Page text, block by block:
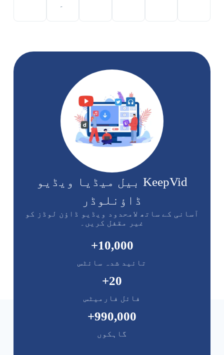
KeepVid بیل میڈیا ویڈیو
ڈاؤنلوڈر
آسانی کے ساتھ لامحدود ویڈیو ڈاؤن لوڈز کو
غیر مقفل کریں۔
تائید شدہ سائٹس
10,000
+
فائل فارمیٹس
20
+
گاہکوں
990,000
+